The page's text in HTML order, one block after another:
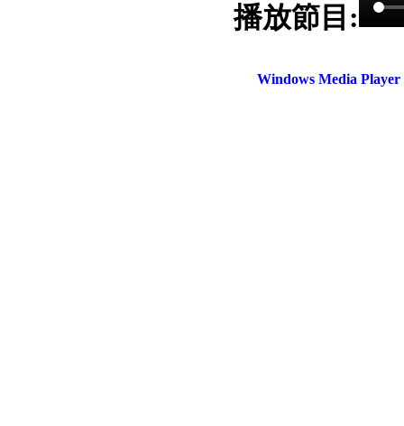
播放節目:
Windows Media